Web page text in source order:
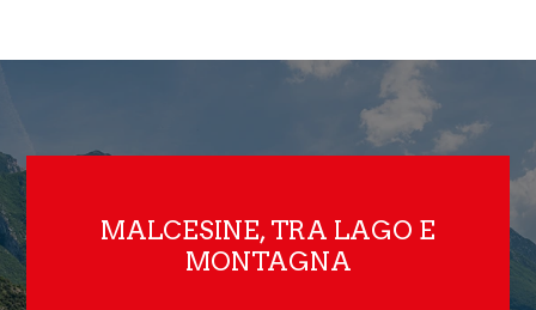
MALCESINE, TRA LAGO E
MONTAGNA